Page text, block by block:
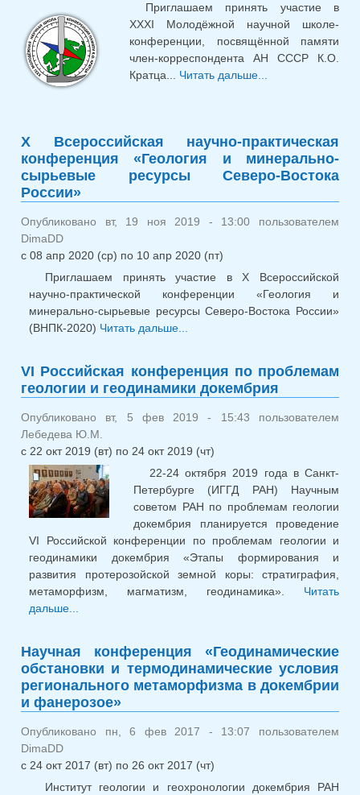
Приглашаем принять участие в
XXXI Молодёжной научной школе-
конференции, посвящённой памяти
член-корреспондента АН СССР К.О.
Кратца... Читать дальше...
памяти К.О.
Кратца
X Всероссийская научно-практическая
конференция «Геология и минерально-
сырьевые ресурсы Северо-Востока
России»
Опубликовано вт, 19 ноя 2019 - 13:00 пользователем
DimaDD
с 08 апр 2020 (ср) по 10 апр 2020 (пт)
Приглашаем принять участие в X Всероссийской
научно-практической конференции «Геология и
минерально-сырьевые ресурсы Северо-Востока России»
(ВНПК-2020) Читать дальше...
сырьевые ресурсы Северо-
Востока России»
VI Российская конференция по проблемам
геологии и геодинамики докембрия
Опубликовано вт, 5 фев 2019 - 15:43 пользователем
Лебедева Ю.М.
с 22 окт 2019 (вт) по 24 окт 2019 (чт)
22-24 октября 2019 года в Санкт-
Петербурге (ИГГД РАН) Научным
советом РАН по проблемам геологии
докембрия планируется проведение
VI Российской конференции по проблемам геологии и
геодинамики докембрия «Этапы формирования и
развития протерозойской земной коры: стратиграфия,
метаморфизм, магматизм, геодинамика». Читать
дальше...
Научная конференция «Геодинамические
обстановки и термодинамические условия
регионального метаморфизма в докембрии
и фанерозое»
Опубликовано пн, 6 фев 2017 - 13:07 пользователем
DimaDD
с 24 окт 2017 (вт) по 26 окт 2017 (чт)
Институт геологии и геохронологии докембрия РАН